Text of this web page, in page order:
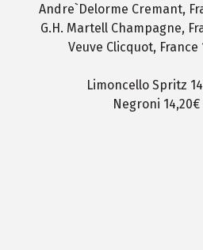
Andre`Delorme Cremant,
G.H. Martell Champagne,
Veuve Clicquot, France​​​​​​​
Limoncello Spritz​​​
Negroni​​​​ 14,20€